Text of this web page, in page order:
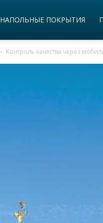
НАПОЛЬНЫЕ ПОКРЫТИЯ
Контроль качества через